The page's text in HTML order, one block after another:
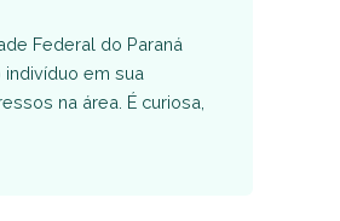
Federal do Paraná
indivíduo em sua
na área. É curiosa,